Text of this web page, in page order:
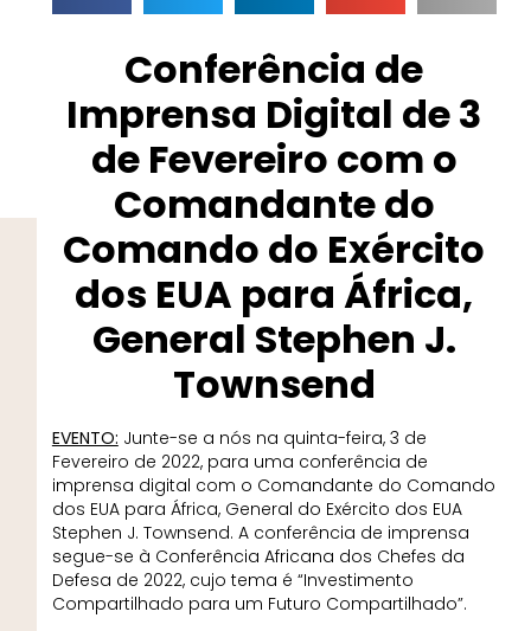
Conferência de
Imprensa Digital de 3
de Fevereiro com o
Comandante do
Comando do Exército
dos EUA para África,
General Stephen J.
Townsend
EVENTO: Junte-se a nós na quinta-feira, 3 de
Fevereiro de 2022, para uma conferência de
imprensa digital com o Comandante do Comando
dos EUA para África, General do Exército dos EUA
Stephen J. Townsend. A conferência de imprensa
segue-se à Conferência Africana dos Chefes da
Defesa de 2022, cujo tema é “Investimento
Compartilhado para um Futuro Compartilhado”.